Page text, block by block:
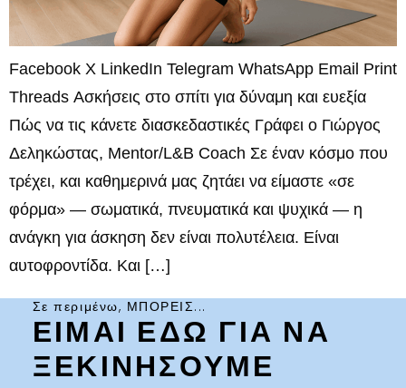
Facebook X LinkedIn Telegram WhatsApp Email Print
Threads Ασκήσεις στο σπίτι για δύναμη και ευεξία
Πώς να τις κάνετε διασκεδαστικές Γράφει ο Γιώργος
Δεληκώστας, Mentor/L&B Coach Σε έναν κόσμο που
τρέχει, και καθημερινά μας ζητάει να είμαστε «σε
φόρμα» — σωματικά, πνευματικά και ψυχικά — η
ανάγκη για άσκηση δεν είναι πολυτέλεια. Είναι
αυτοφροντίδα. Και […]
Σε περιμένω, ΜΠΟΡΕΙΣ...
ΕΙΜΑΙ ΕΔΩ ΓΙΑ ΝΑ
ΞΕΚΙΝΗΣΟΥΜΕ